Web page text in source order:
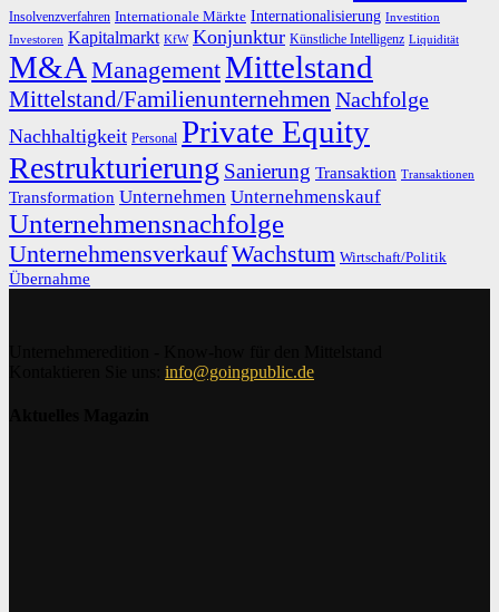
Insolvenzverfahren Internationale Märkte Internationalisierung Investition
Investoren Kapitalmarkt KfW Konjunktur Künstliche Intelligenz Liquidität
M&A ManagementMittelstand
Mittelstand/Familienunternehmen Nachfolge
Nachhaltigkeit Personal Private Equity
Restrukturierung Sanierung Transaktion Transaktionen
Transformation Unternehmen Unternehmenskauf
Unternehmensnachfolge
UnternehmensverkaufWachstum Wirtschaft/Politik
Übernahme
info@goingpublic.de